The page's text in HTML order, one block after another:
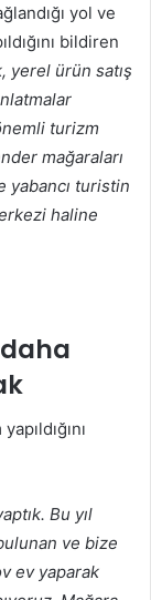
yol ve
bildiren
yerel ürün satış
turizm
mağaraları
yabancı turistin
haline
Bu yıl
ve bize
ev yaparak